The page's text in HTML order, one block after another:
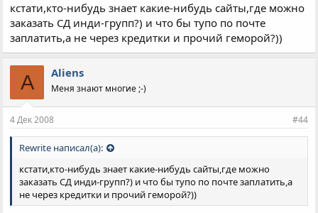
кстати,кто-нибудь знает какие-нибудь сайты,где можно
заказать СД инди-групп?) и что бы тупо по почте
заплатить,а не через кредитки и прочий геморой?))
A Aliens
Меня знают многие ;-)
4 Дек 2008 #44
Rewrite написал(а):
кстати,кто-нибудь знает какие-нибудь сайты,где можно
заказать СД инди-групп?) и что бы тупо по почте заплатить,а
не через кредитки и прочий геморой?))